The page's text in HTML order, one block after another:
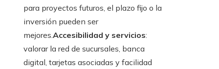
para proyectos futuros, el plazo fijo o la
inversión pueden ser
mejores.Accesibilidad y servicios:
valorar la red de sucursales, banca
digital, tarjetas asociadas y facilidad